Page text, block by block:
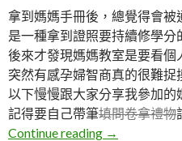
拿到媽媽手冊後，總覺得會被
是一種拿到證照要持續修學分
後來才發現媽媽教室是要看個
突然有感孕婦智商真的很難捉
以下慢慢跟大家分享我參加的
記得要自己帶筆填問卷拿禮物
Continue reading
2017媽媽教
→